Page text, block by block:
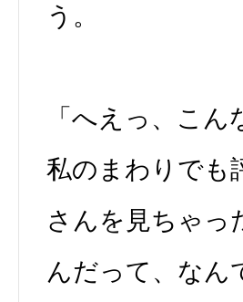
う。
「へえっ、こ
私のまわりでも
さんを見ちゃっ
んだって、なん